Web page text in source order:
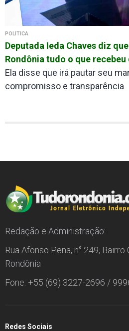
POLÍTICA
Deputada Ieda Chaves diz
Rondônia tudo o que recebeu
Ela disse que irá pautar seu
compromisso e transparência
Redação e Administração:
Rua Afonso Pena, n° 249,
Rondônia
Fone: +55 (69) 3227-2696 /
Redes Sociais